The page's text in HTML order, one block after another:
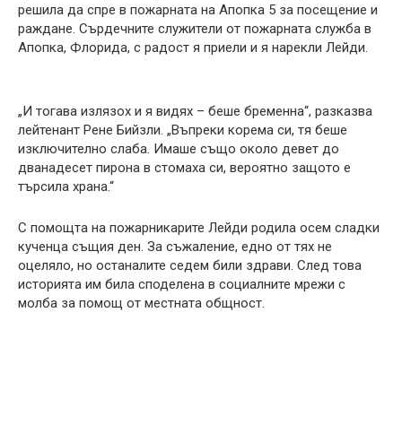
решила да спре в пожарната на Апопка 5 за посещение и
раждане. Сърдечните служители от пожарната служба в
Апопка, Флорида, с радост я приели и я нарекли Лейди.
„И тогава излязох и я видях – беше бременна“, разказва
лейтенант Рене Бийзли. „Въпреки корема си, тя беше
изключително слаба. Имаше също около девет до
дванадесет пирона в стомаха си, вероятно защото е
търсила храна.“
С помощта на пожарникарите Лейди родила осем сладки
кученца същия ден. За съжаление, едно от тях не
оцеляло, но останалите седем били здрави. След това
историята им била споделена в социалните мрежи с
молба за помощ от местната общност.